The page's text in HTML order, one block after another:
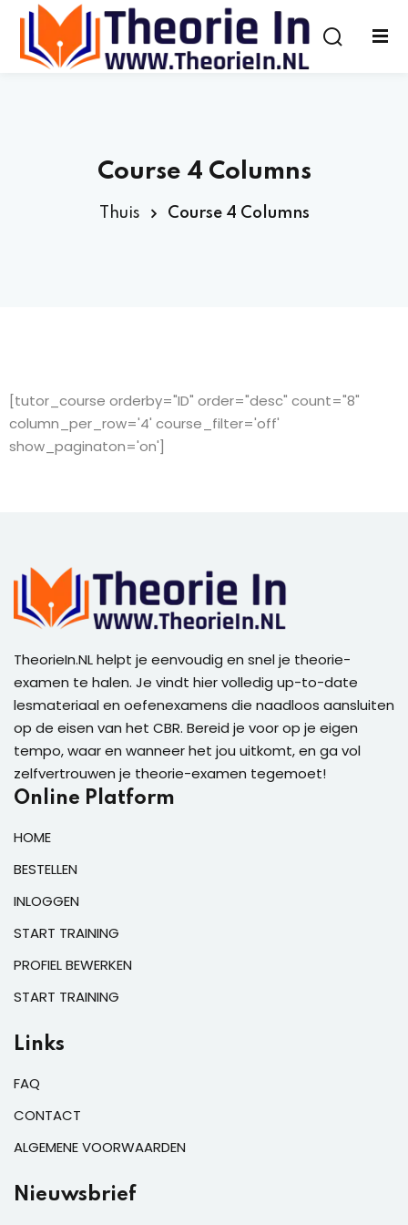
Course 4 Columns
Thuis Course 4 Columns
[tutor_course orderby="ID" order="desc" count="8"
column_per_row='4' course_filter='off'
show_paginaton='on']
TheorieIn.NL helpt je eenvoudig en snel je theorie-
examen te halen. Je vindt hier volledig up-to-date
lesmateriaal en oefenexamens die naadloos aansluiten
op de eisen van het CBR. Bereid je voor op je eigen
tempo, waar en wanneer het jou uitkomt, en ga vol
zelfvertrouwen je theorie-examen tegemoet!
Online Platform
HOME
BESTELLEN
INLOGGEN
START TRAINING
PROFIEL BEWERKEN
START TRAINING
Links
FAQ
CONTACT
ALGEMENE VOORWAARDEN
Nieuwsbrief